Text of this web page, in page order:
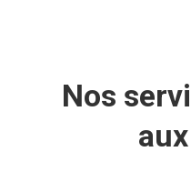
Nos